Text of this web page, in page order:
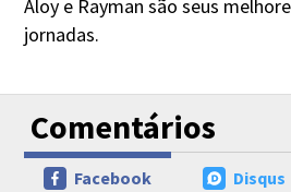
Aloy e Rayman são seus
jornadas.
Comentários
Disqus
Facebook